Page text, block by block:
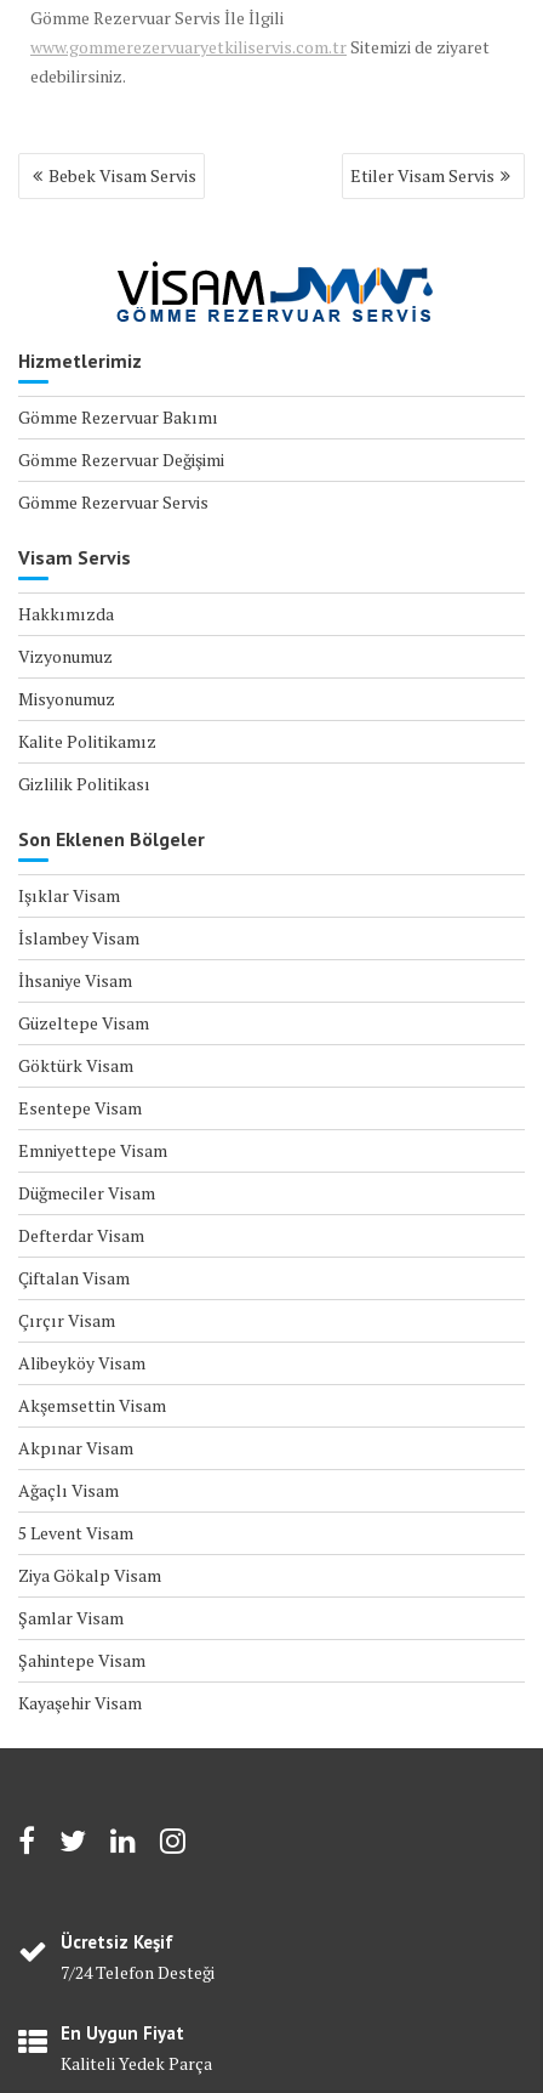
Gömme Rezervuar Servis İle İlgili
www.gommerezervuaryetkiliservis.com.trSitemizi de ziyaret
edebilirsiniz.
Yazı
gezinmesi
Bebek Visam Servis Etiler Visam Servis
Hizmetlerimiz
Gömme Rezervuar Bakımı
Gömme Rezervuar Değişimi
Gömme Rezervuar Servis
Visam Servis
Hakkımızda
Vizyonumuz
Misyonumuz
Kalite Politikamız
Gizlilik Politikası
Son Eklenen Bölgeler
Işıklar Visam
İslambey Visam
İhsaniye Visam
Güzeltepe Visam
Göktürk Visam
Esentepe Visam
Emniyettepe Visam
Düğmeciler Visam
Defterdar Visam
Çiftalan Visam
Çırçır Visam
Alibeyköy Visam
Akşemsettin Visam
Akpınar Visam
Ağaçlı Visam
5 Levent Visam
Ziya Gökalp Visam
Şamlar Visam
Şahintepe Visam
Kayaşehir Visam
Ücretsiz Keşif
7/24 Telefon Desteği
En Uygun Fiyat
Kaliteli Yedek Parça